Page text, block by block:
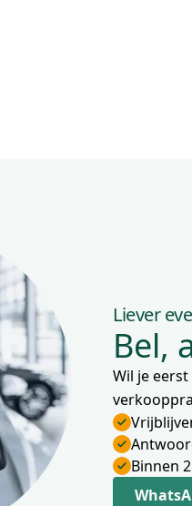
Liever
Bel,
Wil je
Binnen